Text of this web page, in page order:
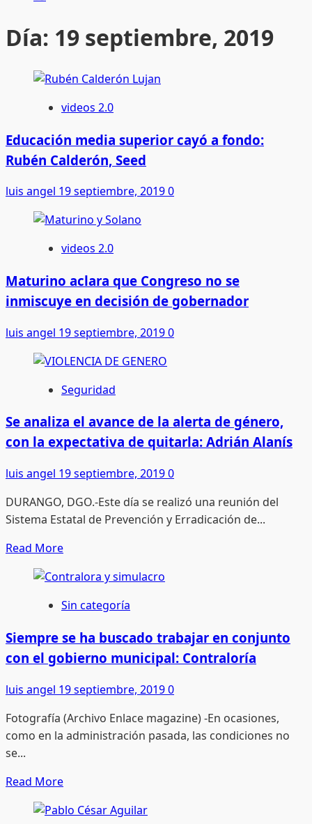
Día: 19 septiembre, 2019
videos 2.0
Educación media superior cayó a fondo:
Rubén Calderón, Seed
luis angel 19 septiembre, 20190
videos 2.0
Maturino aclara que Congreso no se
inmiscuye en decisión de gobernador
luis angel 19 septiembre, 20190
Seguridad
Se analiza el avance de la alerta de género,
con la expectativa de quitarla: Adrián Alanís
luis angel 19 septiembre, 20190
DURANGO, DGO.-Este día se realizó una reunión del
Sistema Estatal de Prevención y Erradicación de...
Read MoreRead
about
Se
el
avance
de
la
de
género,
expectativa
de
Sin categoría
Siempre se ha buscado trabajar en conjunto
con el gobierno municipal: Contraloría
luis angel 19 septiembre, 20190
Fotografía (Archivo Enlace magazine) -En ocasiones,
como en la administración pasada, las condiciones no
se...
Read MoreRead
about